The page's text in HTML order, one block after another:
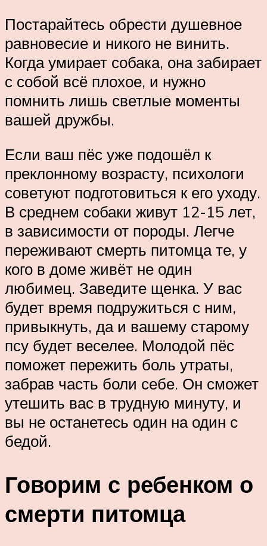
Постарайтесь обрести душевное
равновесие и никого не винить.
Когда умирает собака, она забирает
с собой всё плохое, и нужно
помнить лишь светлые моменты
вашей дружбы.
Если ваш пёс уже подошёл к
преклонному возрасту, психологи
советуют подготовиться к его уходу.
В среднем собаки живут 12-15 лет,
в зависимости от породы. Легче
переживают смерть питомца те, у
кого в доме живёт не один
любимец. Заведите щенка. У вас
будет время подружиться с ним,
привыкнуть, да и вашему старому
псу будет веселее. Молодой пёс
поможет пережить боль утраты,
забрав часть боли себе. Он сможет
утешить вас в трудную минуту, и
вы не останетесь один на один с
бедой.
Говорим с ребенком о
смерти питомца